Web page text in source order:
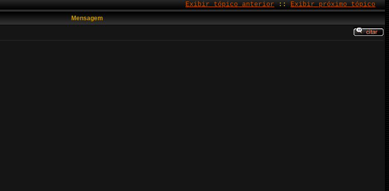
Exibir tópico anterior :: Exibir próximo tópico
Mensagem